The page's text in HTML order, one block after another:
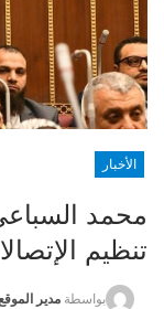
الأخبار
محمد
تنظيم
بواسطة مدير